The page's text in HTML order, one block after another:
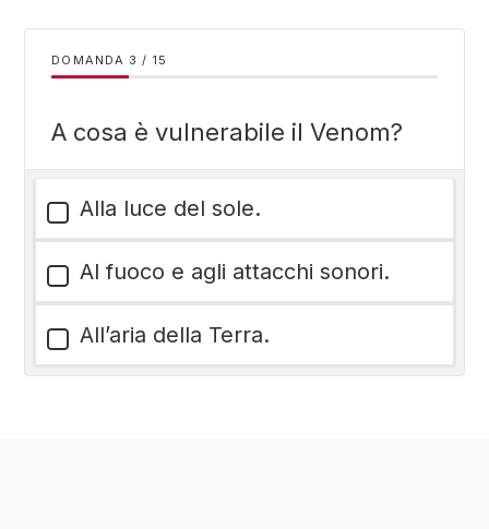
DOMANDA / 15
A cosa è vulnerabile il Venom?
Alla luce del sole.
Al fuoco e agli attacchi sonori.
All’aria della Terra.